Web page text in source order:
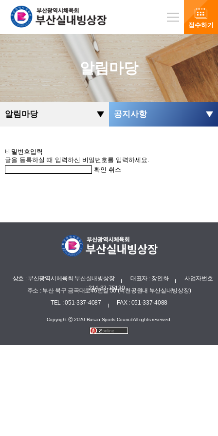
접수하기
알림마당
알림마당 공지사항
비밀번호입력
글을 등록하실 때 입력하신 비밀번호를 입력하세요.
확인 취소
상호 : 부산광역시체육회 부산실내빙상장 대표자 : 장인화
사업자번호
: 214-82-75130
주소 : 부산 북구 금곡대로46번길 50 (덕천공원내 부산실내빙상장)
TEL : 051-337-4087
FAX : 051-337-4088
Copyright ⓒ 2020 Busan Sports Council All rights reserved.